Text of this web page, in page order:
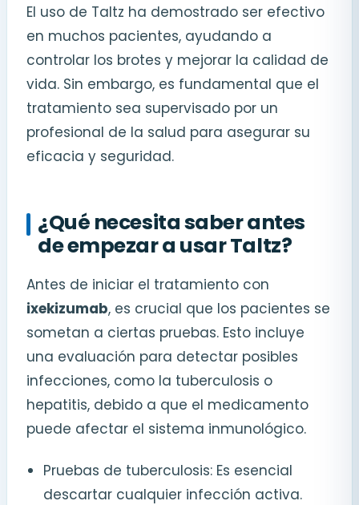
El uso de Taltz ha demostrado ser efectivo
en muchos pacientes, ayudando a
controlar los brotes y mejorar la calidad de
vida. Sin embargo, es fundamental que el
tratamiento sea supervisado por un
profesional de la salud para asegurar su
eficacia y seguridad.
¿Qué necesita saber antes
de empezar a usar Taltz?
Antes de iniciar el tratamiento con
ixekizumab, es crucial que los pacientes se
sometan a ciertas pruebas. Esto incluye
una evaluación para detectar posibles
infecciones, como la tuberculosis o
hepatitis, debido a que el medicamento
puede afectar el sistema inmunológico.
Pruebas de tuberculosis: Es esencial
descartar cualquier infección activa.